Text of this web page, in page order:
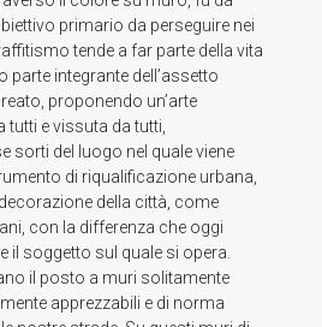
primario da perseguire nei
tende a far parte della vita
parte integrante dell’assetto
proponendo un’arte
tutti e vissuta da tutti,
sorti del luogo nel quale viene
di riqualificazione urbana,
della città, come
con la differenza che oggi
il soggetto sul quale si opera.
il posto a muri solitamente
apprezzabili e di norma